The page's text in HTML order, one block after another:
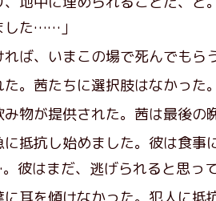
した……」
ば、いまこの場で死んでもら
。茜たちに選択肢はなかった。
物が提供された。茜は最後の
に抵抗し始めました。彼は食
彼はまだ、逃げられると思っ